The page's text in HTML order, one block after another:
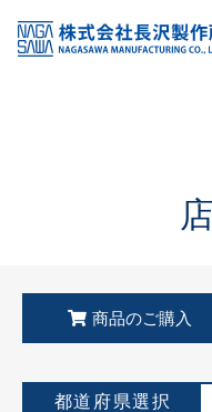
KSS加盟店・取扱店情報
店舗一覧
商品のご購入
都道府県選択